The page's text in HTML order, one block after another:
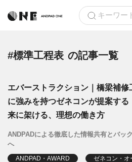
#標準工程表 の記事一覧
エバーストラクション｜橋梁補修
に強みを持つゼネコンが提案す
来に架ける、理想の働き方
ANDPADによる徹底した情報共有とバッ
へ
ANDPAD・AWARD ゼネコン・オ